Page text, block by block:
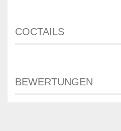
COCTAILS
BEWERTUNGEN